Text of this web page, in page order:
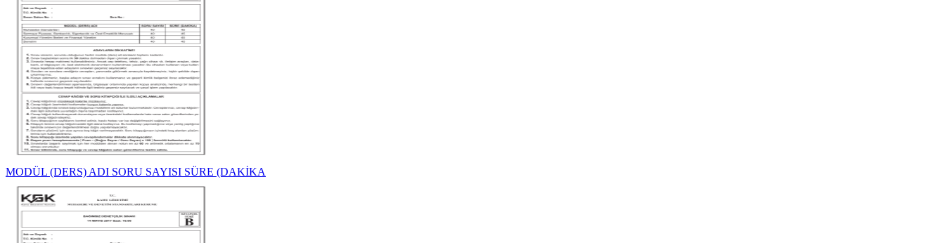
MODÜL (DERS) ADI SORU SAYISI SÜRE (DAKİKA